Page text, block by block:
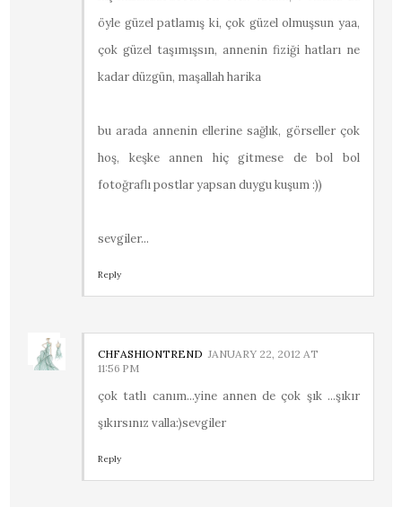
öyle güzel patlamış ki, çok güzel olmuşsun yaa,
çok güzel taşımışsın, annenin fiziği hatları ne
kadar düzgün, maşallah harika
bu arada annenin ellerine sağlık, görseller çok
hoş, keşke annen hiç gitmese de bol bol
fotoğraflı postlar yapsan duygu kuşum :))
sevgiler...
Reply
CHFASHIONTREND JANUARY 22, 2012 AT
11:56 PM
çok tatlı canım...yine annen de çok şık ...şıkır
şıkırsınız valla:)sevgiler
Reply